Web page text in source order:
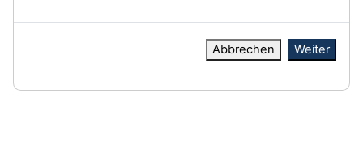
Abbrechen Weiter